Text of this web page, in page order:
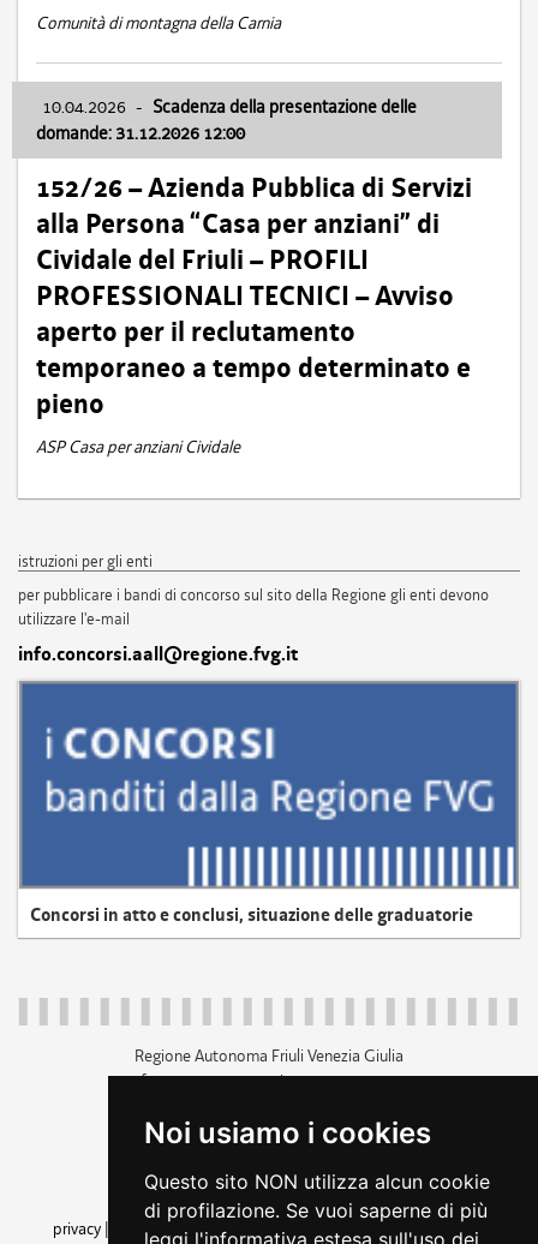
Noi usiamo i cookies
Questo sito NON utilizza alcun cookie
di profilazione. Se vuoi saperne di più
leggi l'informativa estesa sull'uso dei
Comunità di montagna della Carnia
10.04.2026 - Scadenza della presentazione delle
domande: 31.12.2026 12:00
152/26 – Azienda Pubblica di Servizi
alla Persona “Casa per anziani” di
Cividale del Friuli – PROFILI
PROFESSIONALI TECNICI – Avviso
aperto per il reclutamento
temporaneo a tempo determinato e
pieno
ASP Casa per anziani Cividale
istruzioni per gli enti
per pubblicare i bandi di concorso sul sito della Regione gli enti devono
utilizzare l'e-mail
info.concorsi.aall@regione.fvg.it
Concorsi in atto e conclusi, situazione delle graduatorie
Regione Autonoma Friuli Venezia Giulia
c.f. 80014930327; p.iva 00526040324
+39 040 3771111
amministrazione trasparente
privacy
cookie |note legali accessibilità
dichiarazione di